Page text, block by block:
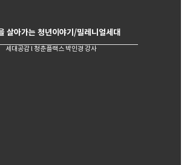
살아가는 청년이야기/밀레니얼세대
세대공감 l 청춘플랙스 박인경 강사